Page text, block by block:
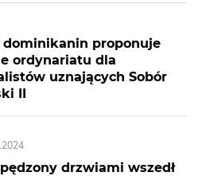
dominikanin proponuje
ordynariatu dla
uznających Sobór
II
drzwiami wszedł